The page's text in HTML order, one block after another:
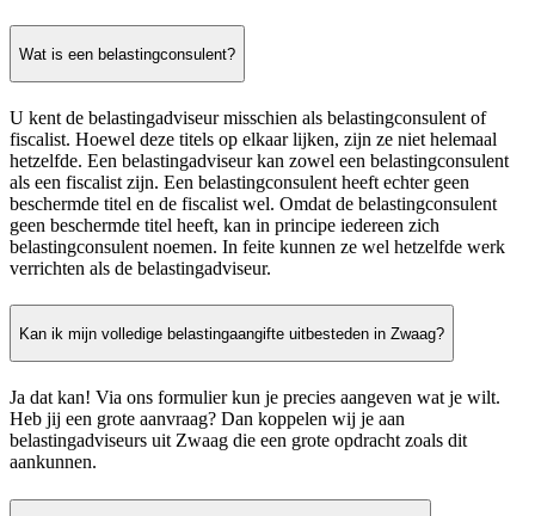
Wat is een belastingconsulent?
U kent de belastingadviseur misschien als belastingconsulent of
fiscalist. Hoewel deze titels op elkaar lijken, zijn ze niet helemaal
hetzelfde. Een belastingadviseur kan zowel een belastingconsulent
als een fiscalist zijn. Een belastingconsulent heeft echter geen
beschermde titel en de fiscalist wel. Omdat de belastingconsulent
geen beschermde titel heeft, kan in principe iedereen zich
belastingconsulent noemen. In feite kunnen ze wel hetzelfde werk
verrichten als de belastingadviseur.
Kan ik mijn volledige belastingaangifte uitbesteden in Zwaag?
Ja dat kan! Via ons formulier kun je precies aangeven wat je wilt.
Heb jij een grote aanvraag? Dan koppelen wij je aan
belastingadviseurs uit Zwaag die een grote opdracht zoals dit
aankunnen.